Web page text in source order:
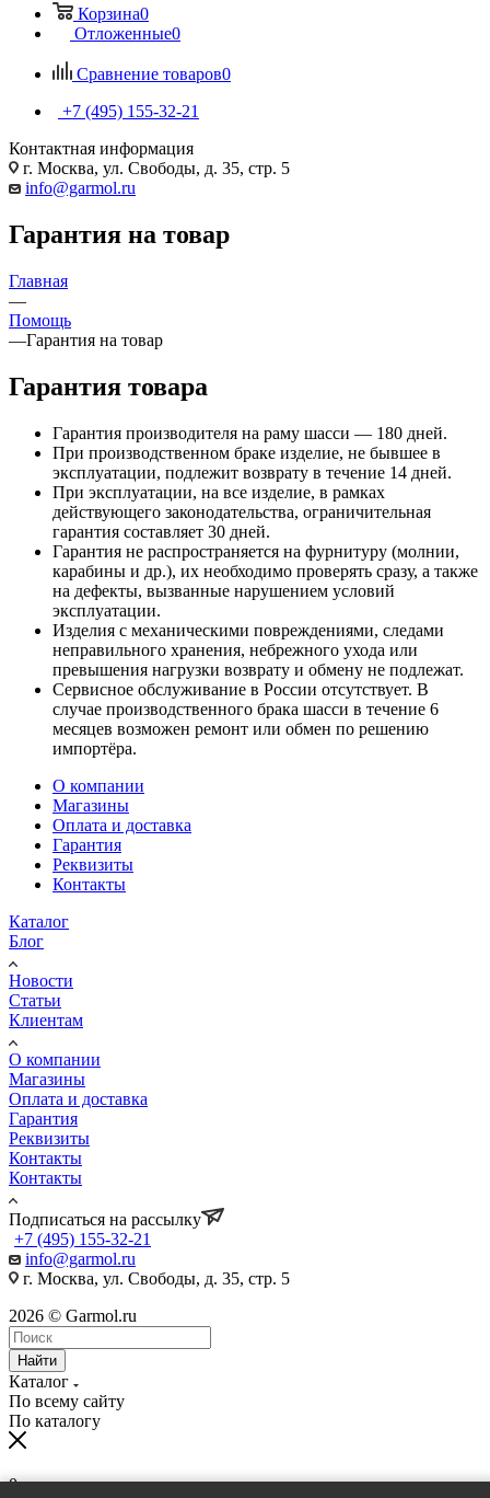
Корзина0
Отложенные0
Сравнение товаров0
+7 (495) 155-32-21
Контактная информация
г. Москва, ул. Свободы, д. 35, стр. 5
info@garmol.ru
Гарантия на товар
Главная
—
Помощь
—Гарантия на товар
Гарантия товара
Гарантия производителя на раму шасси — 180 дней.
При производственном браке изделие, не бывшее в
эксплуатации, подлежит возврату в течение 14 дней.
При эксплуатации, на все изделие, в рамках
действующего законодательства, ограничительная
гарантия составляет 30 дней.
Гарантия не распространяется на фурнитуру (молнии,
карабины и др.), их необходимо проверять сразу, а также
на дефекты, вызванные нарушением условий
эксплуатации.
Изделия с механическими повреждениями, следами
неправильного хранения, небрежного ухода или
превышения нагрузки возврату и обмену не подлежат.
Сервисное обслуживание в России отсутствует. В
случае производственного брака шасси в течение 6
месяцев возможен ремонт или обмен по решению
импортёра.
О компании
Магазины
Оплата и доставка
Гарантия
Реквизиты
Контакты
Каталог
Блог
Новости
Статьи
Клиентам
О компании
Магазины
Оплата и доставка
Гарантия
Реквизиты
Контакты
Контакты
Подписаться на рассылку
+7 (495) 155-32-21
info@garmol.ru
г. Москва, ул. Свободы, д. 35, стр. 5
2026 © Garmol.ru
Найти
Каталог
По всему сайту
По каталогу
0